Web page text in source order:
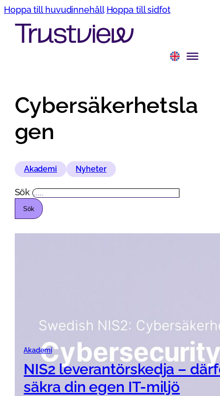
Hoppa till huvudinnehåll Hoppa till sidfot
Cybersäkerhetsla
gen
Akademi Nyheter
Sök
Sök
Akademi
NIS2 leverantörskedja –
säkra din egen IT-miljö